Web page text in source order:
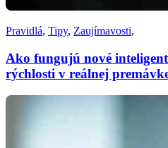
Pravidlá, Tipy, Zaujímavosti,
Ako fungujú nové
rýchlosti v reálnej